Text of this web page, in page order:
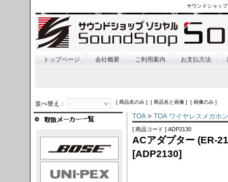
サウンドショッ
トップページ 会社概要 ご利用案内 お支払方法
並べ替え： [ 商品名のみ ] [ 商品名と画像 ] [ 画像のみ ]
TOA> TOA ワイヤレスメガホ
[ 商品コード ] ADP2130
ACアダプター (ER-
[ADP2130]